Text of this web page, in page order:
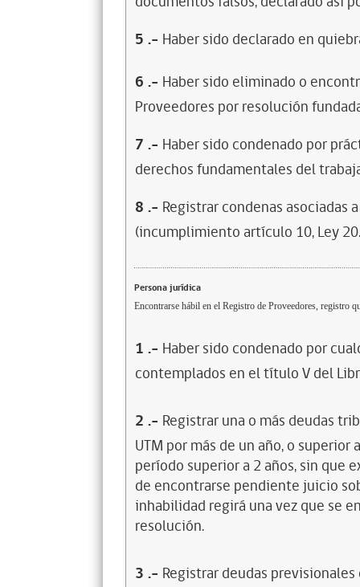
5 .- Haber sido declarado en
6 .- Haber sido eliminado o
Proveedores por resolución
7 .- Haber sido condenado por
derechos fundamentales del
8 .- Registrar condenas asociadas
(incumplimiento artículo 10, Ley
Persona jurídica
Encontrarse hábil en el Registro de Proveedores, registro
1 .- Haber sido condenado por
contemplados en el título V del
2 .- Registrar una o más deudas
UTM por más de un año, o
período superior a 2 años, sin que
de encontrarse pendiente juicio
inhabilidad regirá una vez que se
resolución.
3 .- Registrar deudas